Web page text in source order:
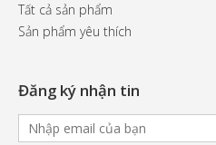
Tất cả sản phẩm
Sản phẩm yêu thích
Đăng ký nhận tin